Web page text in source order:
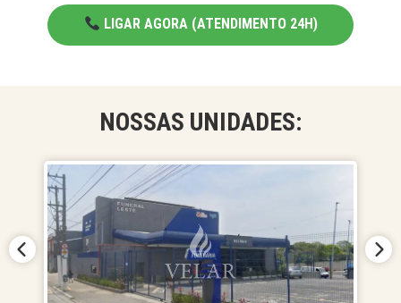
LIGAR AGORA (ATENDIMENTO 24H)
NOSSAS UNIDADES: